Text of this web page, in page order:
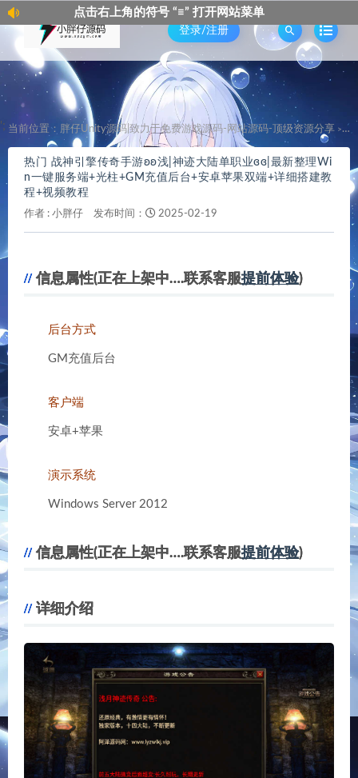
击右上角的符号 “≡” 打开网站菜单
登录/注册
'; 当前位置： 胖仔Unity源码|致力于免费游戏源码-网站源码-顶级资源分享 > 热
热门 战神引擎传奇手游ʚʚ浅|神迹大陆单职业ɞɞ|最新整理Wi
n一键服务端+光柱+GM充值后台+安卓苹果双端+详细搭建教
程+视频教程
作者 : 小胖仔 发布时间： 2025-02-19
信息属性(正在上架中….联系客服提前体验)
后台方式
GM充值后台
客户端
安卓+苹果
演示系统
Windows Server 2012
信息属性(正在上架中….联系客服提前体验)
详细介绍